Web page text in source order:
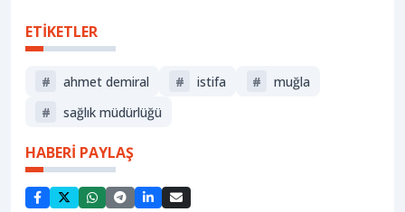
ETİKETLER
# ahmet demiral # istifa #
muğla
#
sağlık müdürlüğü
HABERİ PAYLAŞ